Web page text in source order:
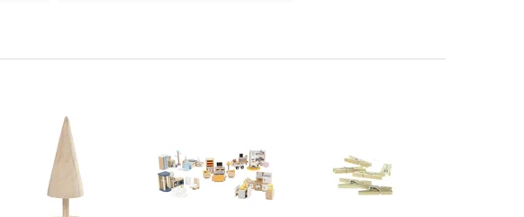
een doos gestopt. Geen kleur
maar door de andere bollen zitten
er nu verschillende kleuren vezels
in het zwart. Dat vind ik erg